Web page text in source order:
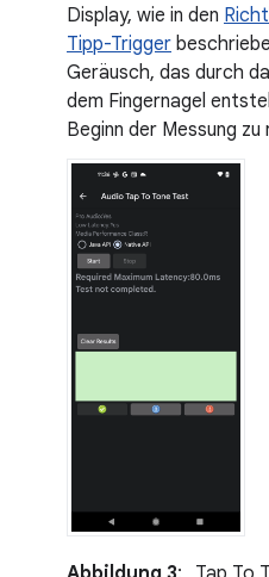
Display, wie in den
Tipp-Trigger
Geräusch, das durch
dem Fingernagel
Beginn der Messung